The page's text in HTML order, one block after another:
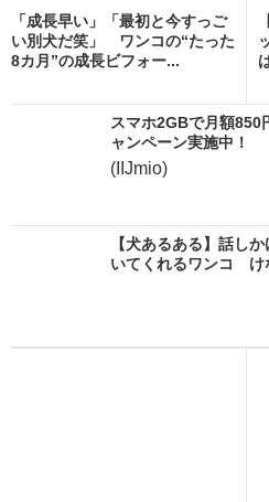
「成長早い」「最初と今すっご
い別犬だ笑」 ワンコの“たった
8カ月”の成長ビフォー...
スマホ2GBで月額850
ャンペーン実施中！
(IIJmio)
【犬あるある】話し
いてくれるワンコ け